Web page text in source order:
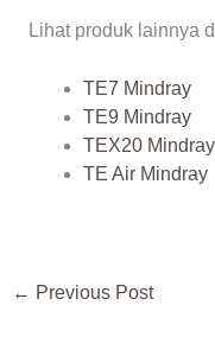
Lihat produk lainnya
TE7 Mindray
TE9 Mindray
TEX20 Mindray
TE Air Mindray
← Previous Post